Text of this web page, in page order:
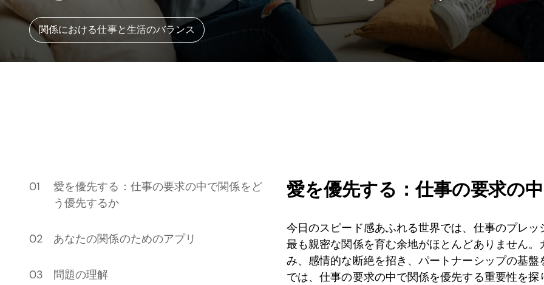
関係における仕事と生活のバランス
愛を優先する：仕事の要求の中で関係をど
う優先するか
あなたの関係のためのアプリ
問題の理解
愛を優先する：仕事の要求の
今日のスピード感あふれる世界では、仕事のプレ
最も親密な関係を育む余地がほとんどありません
み、感情的な断絶を招き、パートナーシップの基
では、仕事の要求の中で関係を優先する重要性を